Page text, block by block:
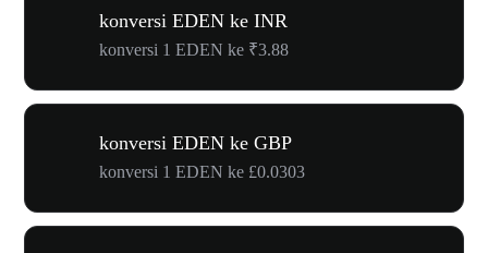
konversi EDEN ke INR
konversi 1 EDEN ke ₹3.88
konversi EDEN ke GBP
konversi 1 EDEN ke £0.0303